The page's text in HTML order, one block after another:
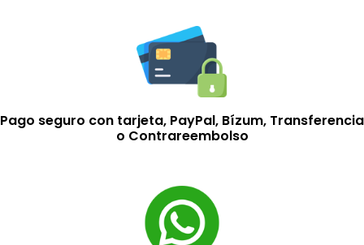
Pago seguro con tarjeta, PayPal, Bízum, Transferencia
o Contrareembolso